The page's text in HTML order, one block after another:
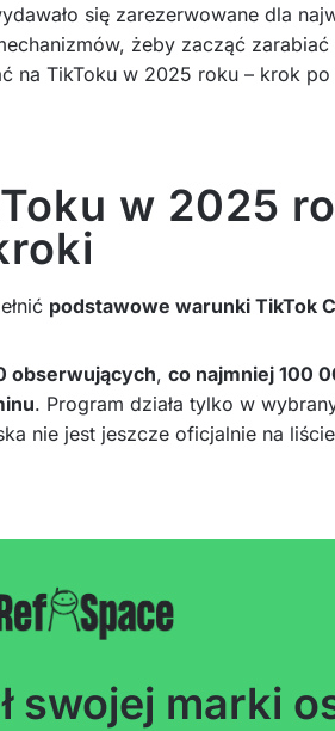
się zarezerwowane dla
żeby zacząć zarabiać
na TikToku w 2025 roku – krok
w 2025
podstawowe warunki TikTok
obserwujących, co najmniej 100
. Program działa tylko w
nie jest jeszcze oficjalnie na
swojej marki